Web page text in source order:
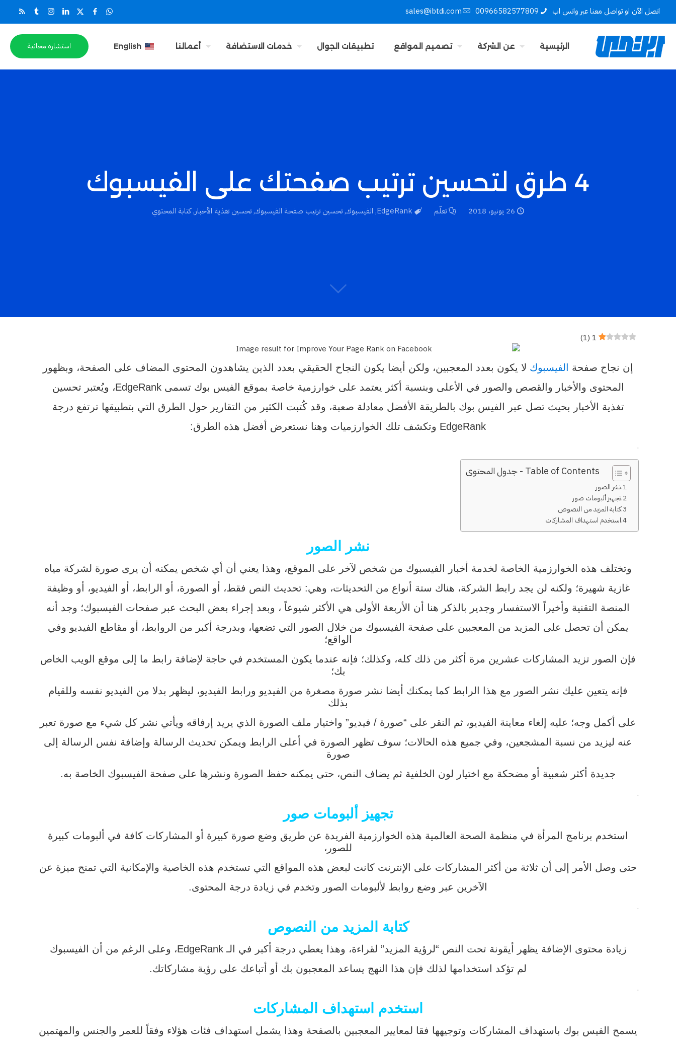
اتصل الآن او تواصل معنا عبر واتس اب 00966582577809
sales@ibtdi.com
الرئيسية عن الشركة تصميم المواقع تطبيقات الجوال خدمات الاستضافة أعمالنا English استشارة مجانية
4 طرق لتحسين ترتيب صفحتك على الفيسبوك
26 يونيو، 2018 تعلّم EdgeRank
, الفيسبوك,تحسين ترتيب صفحة الفيسبوك,تحسين تغذية الأخبار,كتابة المحتوي
1
(
1
)
إن نجاح صفحة الفيسبوك لا يكون بعدد المعجبين، ولكن أيضا يكون النجاح الحقيقي بعدد الذين يشاهدون المحتوى المضاف على الصفحة، وبظهور
المحتوى والأخبار والقصص والصور في الأعلى وبنسبة أكثر يعتمد على خوارزمية خاصة بموقع الفيس بوك تسمى EdgeRank، ويُعتبر تحسين
تغذية الأخبار بحيث تصل عبر الفيس بوك بالطريقة الأفضل معادلة صعبة، وقد كُتبت الكثير من التقارير حول الطرق التي بتطبيقها ترتفع درجة
EdgeRank وتكشف تلك الخوارزميات وهنا نستعرض أفضل هذه الطرق:
.
Table of Contents - جدول المحتوى
نشر الصور
تجهيز ألبومات صور
كتابة المزيد من النصوص
استخدم استهداف المشاركات
نشر الصور
وتختلف هذه الخوارزمية الخاصة لخدمة أخبار الفيسبوك من شخص لآخر على الموقع، وهذا يعني أن أي شخص يمكنه أن يرى صورة لشركة مياه
غازية شهيرة؛ ولكنه لن يجد رابط الشركة، هناك ستة أنواع من التحديثات، وهي: تحديث النص فقط، أو الصورة، أو الرابط، أو الفيديو، أو وظيفة
المنصة التقنية وأخيراً الاستفسار وجدير بالذكر هنا أن الأربعة الأولى هي الأكثر شيوعاً ، وبعد إجراء بعض البحث عبر صفحات الفيسبوك؛ وجد أنه
يمكن أن تحصل على المزيد من المعجبين على صفحة الفيسبوك من خلال الصور التي تضعها، وبدرجة أكبر من الروابط، أو مقاطع الفيديو وفي
الواقع؛
فإن الصور تزيد المشاركات عشرين مرة أكثر من ذلك كله، وكذلك؛ فإنه عندما يكون المستخدم في حاجة لإضافة رابط ما إلى موقع الويب الخاص
بك؛
فإنه يتعين عليك نشر الصور مع هذا الرابط كما يمكنك أيضا نشر صورة مصغرة من الفيديو ورابط الفيديو، ليظهر بدلا من الفيديو نفسه وللقيام
بذلك
على أكمل وجه؛ عليه إلغاء معاينة الفيديو، ثم النقر على “صورة / فيديو” واختيار ملف الصورة الذي يريد إرفاقه ويأتي نشر كل شيء مع صورة تعبر
عنه ليزيد من نسبة المشجعين، وفي جميع هذه الحالات؛ سوف تظهر الصورة في أعلى الرابط ويمكن تحديث الرسالة وإضافة نفس الرسالة إلى
صورة
جديدة أكثر شعبية أو مضحكة مع اختيار لون الخلفية ثم يضاف النص، حتى يمكنه حفظ الصورة ونشرها على صفحة الفيسبوك الخاصة به.
.
تجهيز ألبومات صور
استخدم برنامج المرأة في منظمة الصحة العالمية هذه الخوارزمية الفريدة عن طريق وضع صورة كبيرة أو المشاركات كافة في ألبومات كبيرة
للصور،
حتى وصل الأمر إلى أن ثلاثة من أكثر المشاركات على الإنترنت كانت لبعض هذه المواقع التي تستخدم هذه الخاصية والإمكانية التي تمنح ميزة عن
الآخرين عبر وضع روابط لألبومات الصور وتخدم في زيادة درجة المحتوى.
.
كتابة المزيد من النصوص
زيادة محتوى الإضافة يظهر أيقونة تحت النص “لرؤية المزيد” لقراءة، وهذا يعطي درجة أكبر في الـ EdgeRank، وعلى الرغم من أن الفيسبوك
لم تؤكد استخدامها لذلك فإن هذا النهج يساعد المعجبون بك أو أتباعك على رؤية مشاركاتك.
.
استخدم استهداف المشاركات
يسمح الفيس بوك باستهداف المشاركات وتوجيهها فقا لمعايير المعجبين بالصفحة وهذا يشمل استهداف فئات هؤلاء وفقاً للعمر والجنس والمهتمين